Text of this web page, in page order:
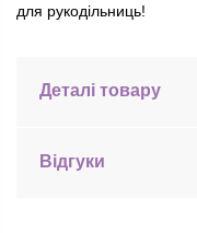
для рукодільниць!
Деталі товару
Відгуки